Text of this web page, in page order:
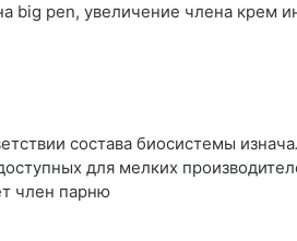
big pen, увеличение члена крем
состава биосистемы
для мелких
член парню